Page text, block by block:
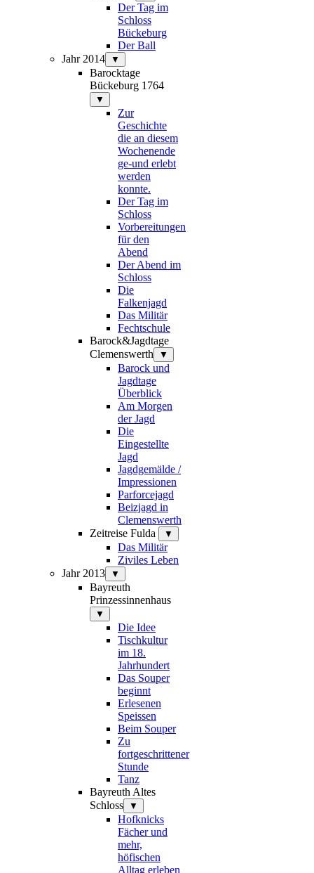
Der Tag im
Schloss
Bückeburg
Der Ball
Jahr 2014
▼
Barocktage
Bückeburg 1764
▼
Zur
Geschichte
die an diesem
Wochenende
ge-und erlebt
werden
konnte.
Der Tag im
Schloss
Vorbereitungen
für den
Abend
Der Abend im
Schloss
Die
Falkenjagd
Das Militär
Fechtschule
Barock&Jagdtage
Clemenswerth
▼
Barock und
Jagdtage
Überblick
Am Morgen
der Jagd
Die
Eingestellte
Jagd
Jagdgemälde /
Impressionen
Parforcejagd
Beizjagd in
Clemenswerth
Zeitreise Fulda
▼
Das Militär
Ziviles Leben
Jahr 2013
▼
Bayreuth
Prinzessinnenhaus
▼
Die Idee
Tischkultur
im 18.
Jahrhundert
Das Souper
beginnt
Erlesenen
Speissen
Beim Souper
Zu
fortgeschrittener
Stunde
Tanz
Bayreuth Altes
Schloss
▼
Hofknicks
Fächer und
mehr,
höfischen
Alltag erleben